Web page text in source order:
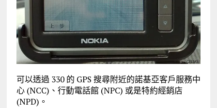
可以透過 330 的 GPS 搜尋附近的諾基亞客戶服務中
心 (NCC)、行動電話館 (NPC) 或是特約經銷店
(NPD)。